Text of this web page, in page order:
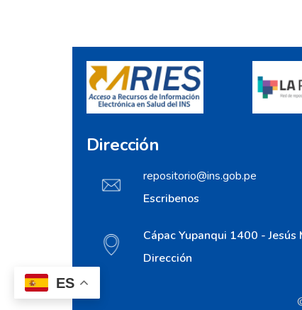
ES
Dirección
repositorio@ins.gob.pe
Escribenos
Cápac Yupanqui 1400 - Jesús
Dirección